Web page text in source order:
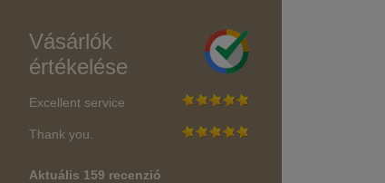
Vásárlók
értékelése
Excellent service
Thank you.
Aktuális 159 recenzió